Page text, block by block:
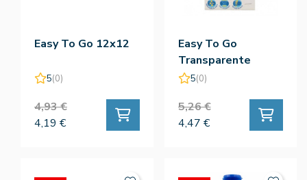
Easy To Go 12x12
5(0)
4,93 €
4,19 €
Easy To Go
Transparente
12x12
5(0)
5,26 €
4,47 €